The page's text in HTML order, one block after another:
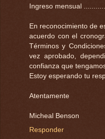
Ingreso mensual
En reconocimiento de
acuerdo con el
Términos y
vez aprobado,
confianza que
Estoy esperando tu
Atentamente
Micheal Benson
Responder